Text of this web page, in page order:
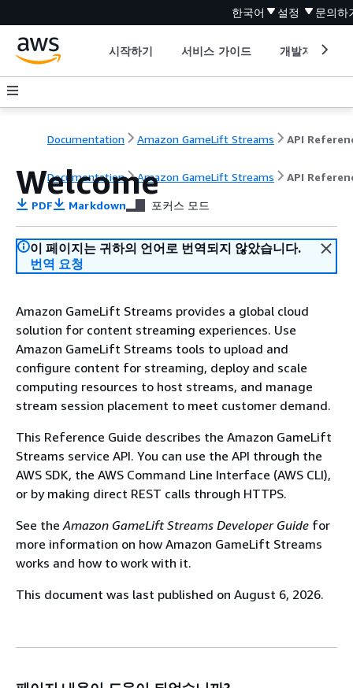
한국어 설정 문의하
시작하기 서비스 가이드 개발자 도구
Documentation Amazon GameLift Streams API
Documentation Amazon GameLift Streams API
Welcome
PDF Markdown 포커스 모드
이 페이지는 귀하의 언어로 번역되지 않았습니다.
번역 요청
Amazon GameLift Streams provides a global cloud
solution for content streaming experiences. Use
Amazon GameLift Streams tools to upload and
configure content for streaming, deploy and scale
computing resources to host streams, and manage
stream session placement to meet customer demand.
This Reference Guide describes the Amazon GameLift
Streams service API. You can use the API through the
AWS SDK, the AWS Command Line Interface (AWS CLI),
or by making direct REST calls through HTTPS.
See theAmazon GameLift Streams Developer Guide for
more information on how Amazon GameLift Streams
works and how to work with it.
This document was last published on August 6, 2026.